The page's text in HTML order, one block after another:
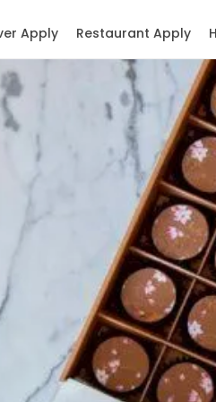
Restaurant Apply
Apply